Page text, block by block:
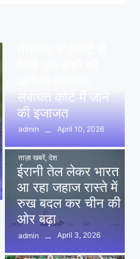
संबंधित कोर्ट में जाने
की इजाजत
admin April 10, 2026
ताज़ा खबरें, देश
ईरानी तेल लेकर भारत
आ रहा जहाज रास्ते में
रुख बदल कर चीन की
ओर बढ़ा
admin
April 3, 2026